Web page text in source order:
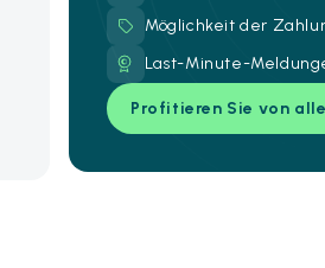
Möglichkeit der
Last-Minute-
Profitieren Sie von